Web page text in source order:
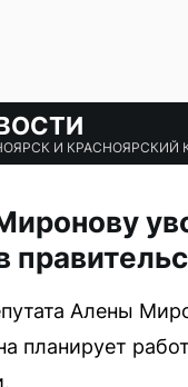
И КРАСНОЯРСКИЙ
Алены
планирует